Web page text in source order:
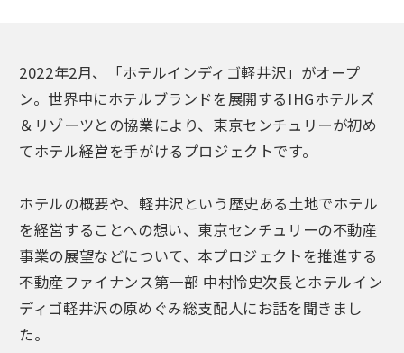
2022年2月、「ホテルインディゴ軽井沢」がオープ
ン。世界中にホテルブランドを展開するIHGホテルズ
＆リゾーツとの協業により、東京センチュリーが初め
てホテル経営を手がけるプロジェクトです。
ホテルの概要や、軽井沢という歴史ある土地でホテル
を経営することへの想い、東京センチュリーの不動産
事業の展望などについて、本プロジェクトを推進する
不動産ファイナンス第一部 中村怜史次長とホテルイン
ディゴ軽井沢の原めぐみ総支配人にお話を聞きまし
た。